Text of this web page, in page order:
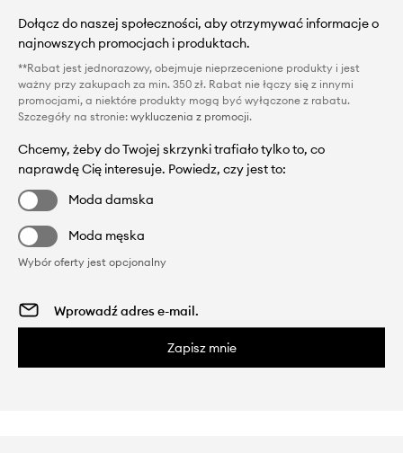
Dołącz do naszej społeczności, aby otrzymywać informacje o
najnowszych promocjach i produktach.
**Rabat jest jednorazowy, obejmuje nieprzecenione produkty i jest
ważny przy zakupach za min. 350 zł. Rabat nie łączy się z innymi
promocjami, a niektóre produkty mogą być wyłączone z rabatu.
Szczegóły na stronie: wykluczenia z promocji.
Chcemy, żeby do Twojej skrzynki trafiało tylko to, co
naprawdę Cię interesuje. Powiedz, czy jest to:
Moda damska
Moda męska
Wybór oferty jest opcjonalny
Zapisz mnie